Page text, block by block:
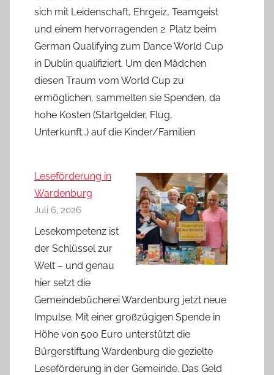
sich mit Leidenschaft, Ehrgeiz, Teamgeist
und einem hervorragenden 2. Platz beim
German Qualifying zum Dance World Cup
in Dublin qualifiziert. Um den Mädchen
diesen Traum vom World Cup zu
ermöglichen, sammelten sie Spenden, da
hohe Kosten (Startgelder, Flug,
Unterkunft…) auf die Kinder/Familien
Leseförderung in
Wardenburg
Juli 6, 2026
Lesekompetenz ist
der Schlüssel zur
Welt – und genau
hier setzt die
Gemeindebücherei Wardenburg jetzt neue
Impulse. Mit einer großzügigen Spende in
Höhe von 500 Euro unterstützt die
Bürgerstiftung Wardenburg die gezielte
Leseförderung in der Gemeinde. Das Geld